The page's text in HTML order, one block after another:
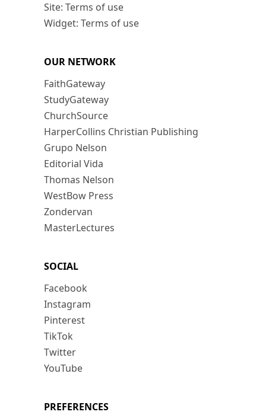
Site: Terms of use
Widget: Terms of use
OUR NETWORK
FaithGateway
StudyGateway
ChurchSource
HarperCollins Christian Publishing
Grupo Nelson
Editorial Vida
Thomas Nelson
WestBow Press
Zondervan
MasterLectures
SOCIAL
Facebook
Instagram
Pinterest
TikTok
Twitter
YouTube
PREFERENCES